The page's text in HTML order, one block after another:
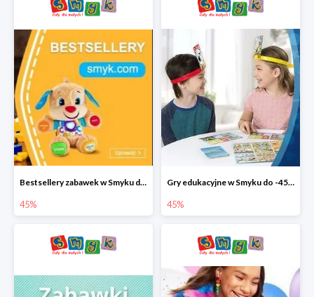
Bestsellery zabawek w Smyku do -45%
45%
Gry edukacyjne w Smyku do -45%
45%